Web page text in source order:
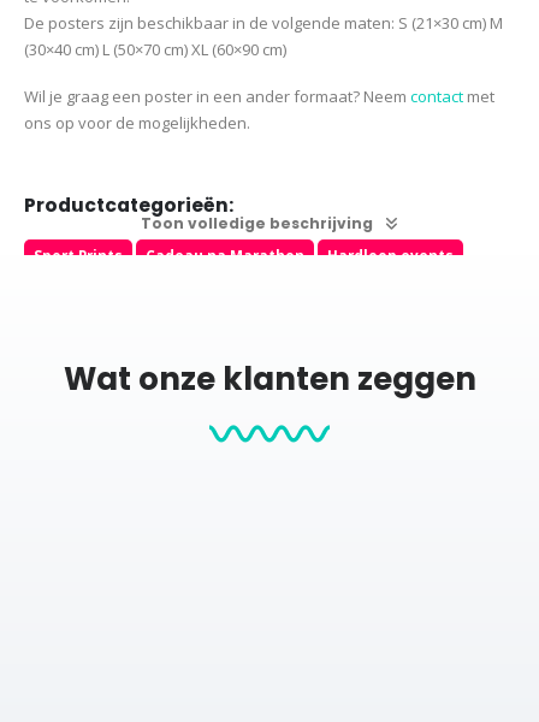
De posters zijn beschikbaar in de volgende maten: S (21×30 cm) M
(30×40 cm) L (50×70 cm) XL (60×90 cm)
Wil je graag een poster in een ander formaat? Neem contact met
ons op voor de mogelijkheden.
Productcategorieën:
Sport Prints Cadeau na Marathon
Hardloop events
Toon volledige beschrijving
Wat onze klanten zeggen